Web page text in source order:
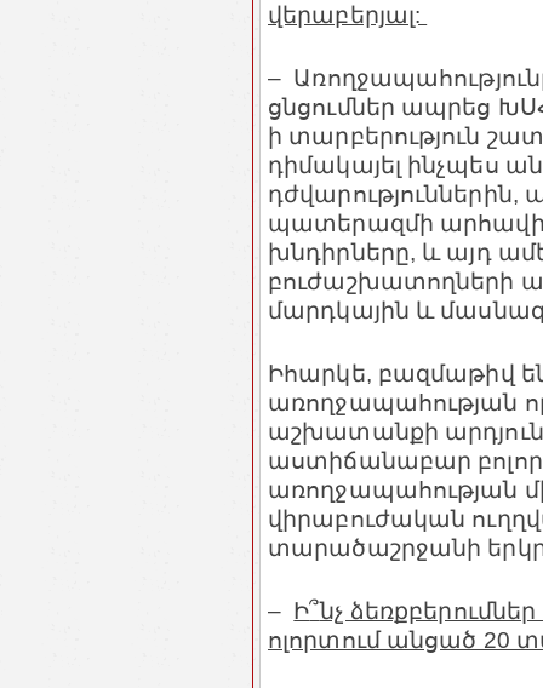
վերաբերյալ:
–
ցնցումներ ապրեց
ի տարբերություն
դիմակայել ինչպես
դժվարություններին,
պատերազմի
խնդիրները, և այդ
բուժաշխատողների
մարդկային և
Իհարկե, բազմաթիվ
առողջապահության
աշխատանքի
աստիճանաբար
առողջապահության
վիրաբուժական
տարածաշրջանի
– Ի՞նչ
ոլորտում անցած 20